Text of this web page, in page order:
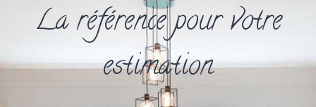
La référence pour votre
estimation